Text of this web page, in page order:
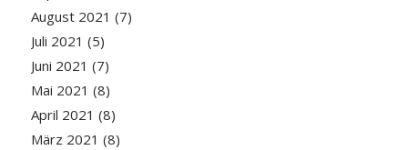
August 2021 (7)
Juli 2021 (5)
Juni 2021 (7)
Mai 2021 (8)
April 2021 (8)
März 2021 (8)